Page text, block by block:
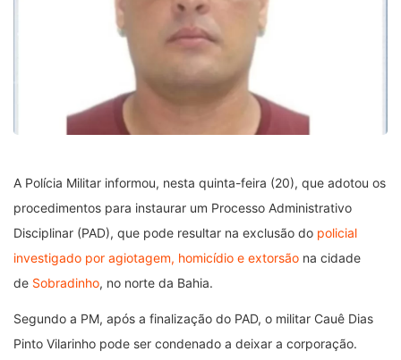
A Polícia Militar informou, nesta quinta-feira (20), que adotou os
procedimentos para instaurar um Processo Administrativo
Disciplinar (PAD), que pode resultar na exclusão do policial
investigado por agiotagem, homicídio e extorsão na cidade
de Sobradinho, no norte da Bahia.
Segundo a PM, após a finalização do PAD, o militar Cauê Dias
Pinto Vilarinho pode ser condenado a deixar a corporação.